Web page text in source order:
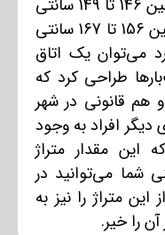
در واقع طول اتاق حمل بار باید بین 146 تا 149 سانتی
باشد و هم‌چنین عرض اتاق نیز بین 156 تا 167 سانتی
می‌توان یک اتاق
طراحی کرد که
هم قانونی در شهر
افراد به وجود
این مقدار متراژ
شما می‌توانید در
متراژ را نیز به
را خیر.